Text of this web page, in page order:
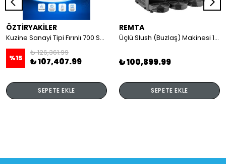
ÖZTİRYAKİLER
Kuzine Sanayi Tipi Fırınlı 700 Seri Gazlı 4 Açık Ateş 80x70x85 (Lp)-2X6Kw+2X7,5Kw+6Kw Elektrikli Fırın
%15
₺ 126,361.99
₺ 107,407.99
SEPETE EKLE
REMTA
Üçlü Slush (Buzlaş) Makinesi 12+12+12 lt
₺ 100,899.99
SEPETE EKLE